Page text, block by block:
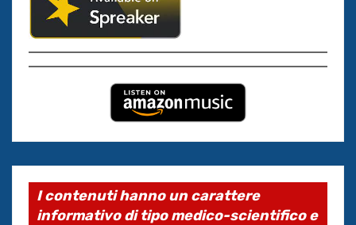
I contenuti hanno un carattere
informativo di tipo medico-scientifico e